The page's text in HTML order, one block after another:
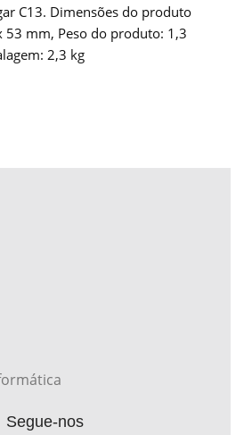
C13. Dimensões do produto
53 mm, Peso do produto: 1,3
2,3 kg
Segue-nos